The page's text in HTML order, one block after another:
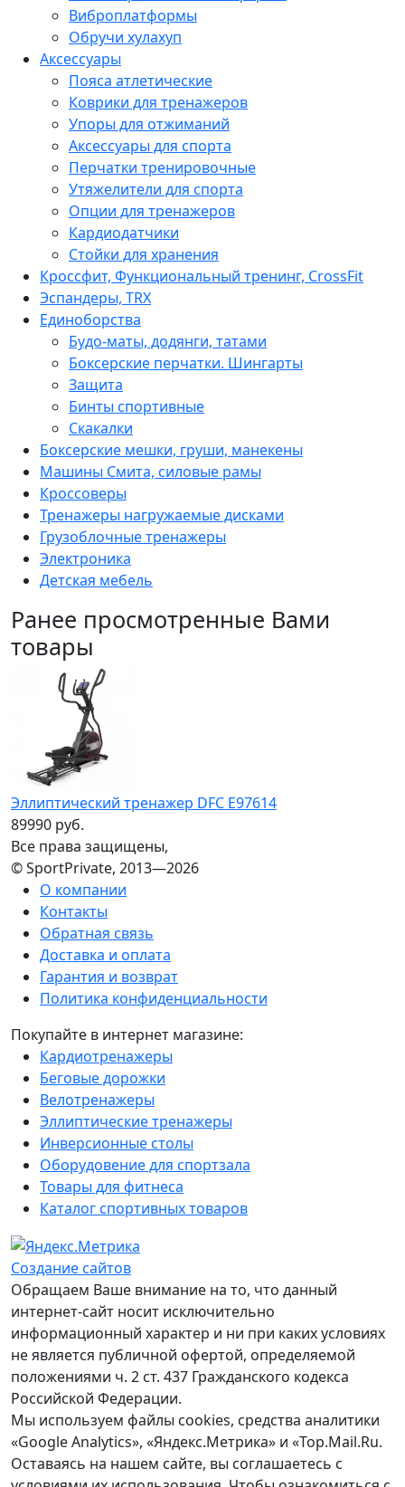
Виброплатформы
Обручи хулахуп
Аксессуары
Пояса атлетические
Коврики для тренажеров
Упоры для отжиманий
Аксессуары для спорта
Перчатки тренировочные
Утяжелители для спорта
Опции для тренажеров
Кардиодатчики
Стойки для хранения
Кроссфит, Функциональный тренинг, CrossFit
Эспандеры, TRX
Единоборства
Будо-маты, додянги, татами
Боксерские перчатки. Шингарты
Защита
Бинты спортивные
Скакалки
Боксерские мешки, груши, манекены
Машины Смита, силовые рамы
Кроссоверы
Тренажеры нагружаемые дисками
Грузоблочные тренажеры
Электроника
Детская мебель
Ранее просмотренные Вами
товары
Эллиптический тренажер DFC E97614
89990 руб.
Все права защищены,
© SportPrivate, 2013—2026
О компании
Контакты
Обратная связь
Доставка и оплата
Гарантия и возврат
Политика конфиденциальности
Покупайте в интернет магазине:
Кардиотренажеры
Беговые дорожки
Велотренажеры
Эллиптические тренажеры
Инверсионные столы
Оборудовение для спортзала
Товары для фитнеса
Каталог спортивных товаров
Создание сайтов
Обращаем Ваше внимание на то, что данный
интернет-сайт носит исключительно
информационный характер и ни при каких условиях
не является публичной офертой, определяемой
положениями ч. 2 ст. 437 Гражданского кодекса
Российской Федерации.
Мы используем файлы cookies, средства аналитики
«Google Analytics», «Яндекс.Метрика» и «Top.Mail.Ru.
Оставаясь на нашем сайте, вы соглашаетесь с